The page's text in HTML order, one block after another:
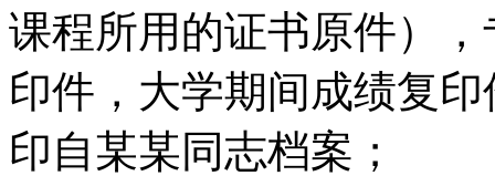
课程所用的证书原件）
印件，大学期间成绩复
印自某某同志档案；